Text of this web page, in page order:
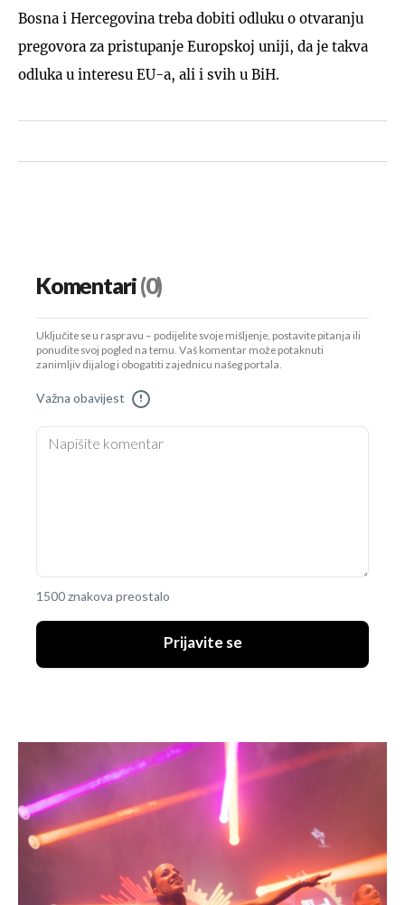
Bosna i Hercegovina treba dobiti odluku o otvaranju
pregovora za pristupanje Europskoj uniji, da je takva
odluka u interesu EU-a, ali i svih u BiH.
Komentari(0)
Uključite se u raspravu – podijelite svoje mišljenje, postavite pitanja ili
ponudite svoj pogled na temu. Vaš komentar može potaknuti
zanimljiv dijalog i obogatiti zajednicu našeg portala.
Važna obavijest !
1500 znakova preostalo
Prijavite se